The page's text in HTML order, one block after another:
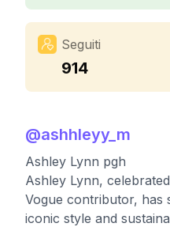
Seguiti
914
@ashhleyy_m
Ashley Lynn pgh
Ashley Lynn,
Vogue contributor, has
iconic style and